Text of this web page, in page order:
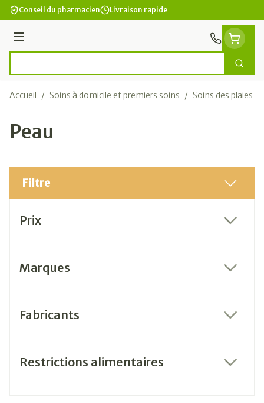
Aller au contenu
Conseil du pharmacien Livraison rapide
Menu
Accueil / Soins à domicile et premiers soins / Soins des plaies
Peau
Filtre
Prix
Marques
Fabricants
Restrictions alimentaires